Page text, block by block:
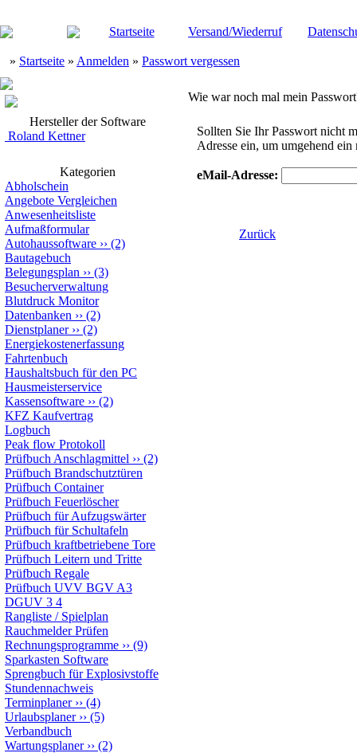
Startseite Versand/Wiederruf
» Startseite » Anmelden » Passwort vergessen
Hersteller der Software
Roland Kettner
Kategorien
Abholschein
Angebote Vergleichen
Anwesenheitsliste
Aufmaßformular
Autohaussoftware ›› (2)
Bautagebuch
Belegungsplan ›› (3)
Besucherverwaltung
Blutdruck Monitor
Datenbanken ›› (2)
Dienstplaner›› (2)
Energiekostenerfassung
Fahrtenbuch
Haushaltsbuch für den PC
Hausmeisterservice
Kassensoftware ›› (2)
KFZ Kaufvertrag
Logbuch
Peak flow Protokoll
Prüfbuch Anschlagmittel ›› (2)
Prüfbuch Brandschutztüren
Prüfbuch Container
Prüfbuch Feuerlöscher
Prüfbuch für Aufzugswärter
Prüfbuch für Schultafeln
Prüfbuch kraftbetriebene Tore
Prüfbuch Leitern und Tritte
Prüfbuch Regale
Prüfbuch UVV BGV A3
DGUV 3 4
Rangliste / Spielplan
Rauchmelder Prüfen
Rechnungsprogramme ›› (9)
Sparkasten Software
Sprengbuch für Explosivstoffe
Stundennachweis
Terminplaner›› (4)
Urlaubsplaner›› (5)
Verbandbuch
Wartungsplaner›› (2)
Wie war noch mal mein
Sollten Sie Ihr Passwort nicht
Adresse ein, um umgehend
eMail-Adresse:
Zurück